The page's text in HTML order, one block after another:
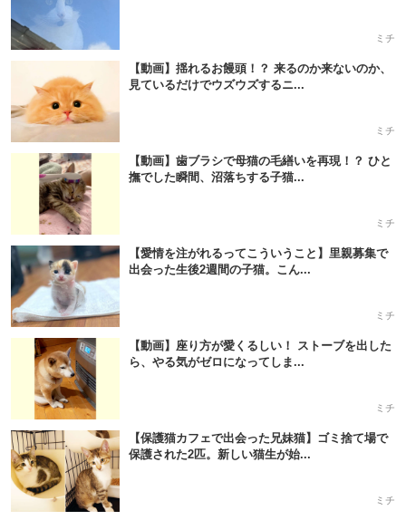
ミチ
【動画】揺れるお饅頭！？ 来るのか来ないのか、
見ているだけでウズウズするニ...
ミチ
【動画】歯ブラシで母猫の毛繕いを再現！？ ひと
撫でした瞬間、沼落ちする子猫...
ミチ
【愛情を注がれるってこういうこと】里親募集で
出会った生後2週間の子猫。こん...
ミチ
【動画】座り方が愛くるしい！ ストーブを出した
ら、やる気がゼロになってしま...
ミチ
【保護猫カフェで出会った兄妹猫】ゴミ捨て場で
保護された2匹。新しい猫生が始...
ミチ